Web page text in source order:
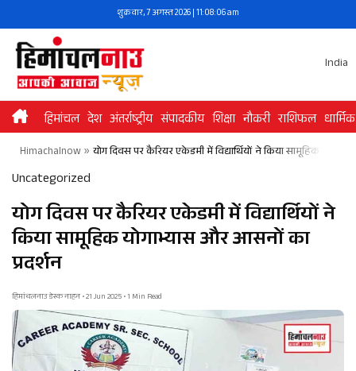
to
content
शुक्रवार, 7 अगस्त 2026 | 11:08:06 am
India
हिमांचल देश अंतर्राष्ट्रीय संपादकीय शिक्षा नौकरी राशिफल धार्मिक
Himachalnow» योग दिवस पर कैरियर एकेडमी में विद्यार्थियों ने किया सामूहिक
Uncategorized
योग दिवस पर कैरियर एकेडमी में विद्यार्थियों ने
किया सामूहिक योगाभ्यास और आसनों का
प्रदर्शन
हिमांचलनाउ डेस्क नाहन • 21 Jun 2025 • 1 Min Read